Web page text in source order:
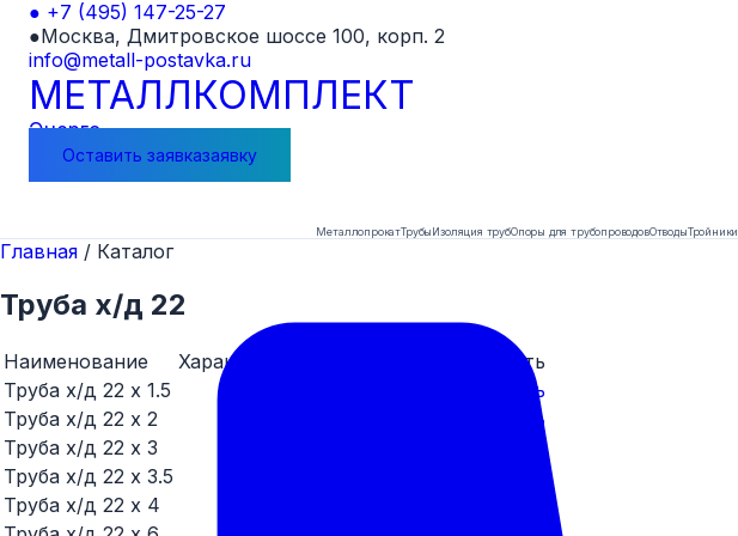
● +7 (495) 147-25-27
●Москва, Дмитровское шоссе 100, корп. 2
info@metall-postavka.ru
МЕТАЛЛКОМПЛЕКТ
Энерго
Оставить заявказаявку
МеталлопрокатТрубыИзоляция трубОпоры для трубопроводовОтводыТройники
Главная / Каталог
Труба х/д 22
Наименование Характеристика
Заказать
Труба х/д 22 x 1.5
Заказать
Труба х/д 22 x 2
Заказать
Труба х/д 22 x 3
Труба х/д 22 x 3.5
Труба х/д 22 x 4